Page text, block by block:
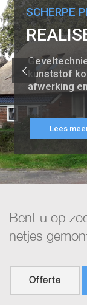
Bent u op
netjes
Offerte